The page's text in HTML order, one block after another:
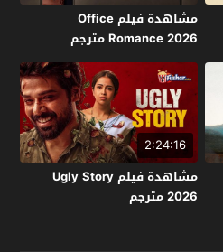
مشاهدة فيلم Office
Romance 2026 مترجم
2:24:16
مشاهدة فيلم Ugly Story
2026 مترجم